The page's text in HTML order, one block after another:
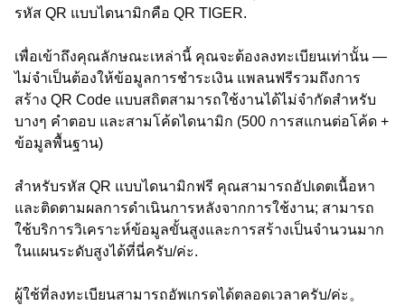
รหัส QR แบบไดนามิกคือ QR TIGER.
เพื่อเข้าถึงคุณลักษณะเหล่านี้ คุณจะต้องลงทะเบียนเท่านั้น —
ไม่จำเป็นต้องให้ข้อมูลการชำระเงิน แพลนฟรีรวมถึงการ
สร้าง QR Code แบบสถิตสามารถใช้งานได้ไม่จำกัดสำหรับ
บางๆ คำตอบ และสามโค้ดไดนามิก (500 การสแกนต่อโค้ด +
ข้อมูลพื้นฐาน)
สำหรับรหัส QR แบบไดนามิกฟรี คุณสามารถอัปเดตเนื้อหา
และติดตามผลการดำเนินการหลังจากการใช้งาน; สามารถ
ใช้บริการวิเคราะห์ข้อมูลขั้นสูงและการสร้างเป็นจำนวนมาก
ในแผนระดับสูงได้ที่นี่ครับ/ค่ะ.
ผู้ใช้ที่ลงทะเบียนสามารถอัพเกรดได้ตลอดเวลาครับ/ค่ะ。